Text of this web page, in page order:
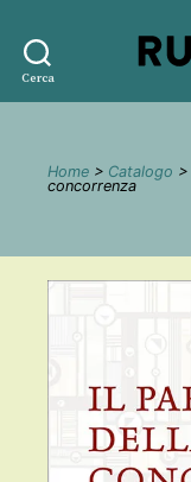
Cerca
Home > Catalogo >
concorrenza